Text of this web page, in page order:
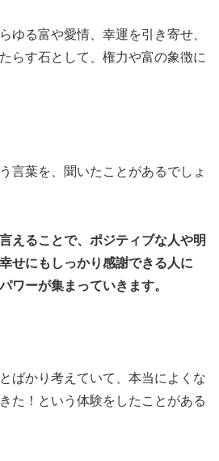
ゆる富や愛情、幸運を引き寄せ、
らす石として、権力や富の象徴に
言葉を、聞いたことがあるでしょ
えることで、ポジティブな人や明
せにもしっかり感謝できる人に
ワーが集まっていきます。
ばかり考えていて、本当によくな
た！という体験をしたことがある